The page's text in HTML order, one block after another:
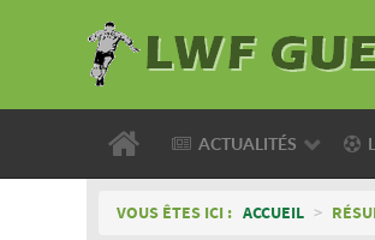
ACTUALITÉS
VOUS ÊTES ICI : ACCUEIL >